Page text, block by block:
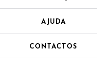
AJUDA
CONTACTOS